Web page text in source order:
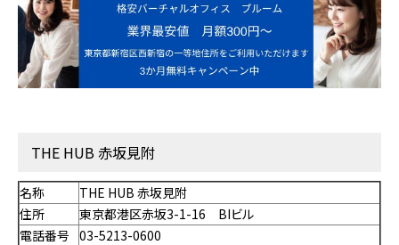
THE HUB 赤坂見附
名称
THE HUB 赤坂見附
住所
東京都港区赤坂3-1-16 BIビル
電話番号 03-5213-0600